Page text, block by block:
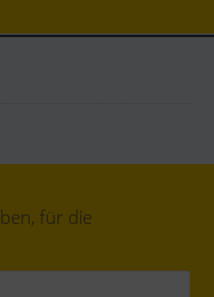
für die